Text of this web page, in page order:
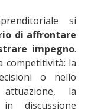
si
di affrontare
impegno.
competitività: la
o nello
la
discussione